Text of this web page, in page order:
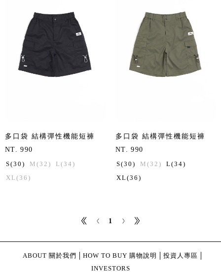
多口袋 結構彈性機能短褲
NT. 990
S(30) M(32)
L(34)
XL(36)
多口袋 結構彈性機能短褲
NT. 990
S(30) M(32)
L(34)
XL(36)
1
ABOUT 關於我們 HOW TO BUY 購物說明
投資人專區
INVESTORS